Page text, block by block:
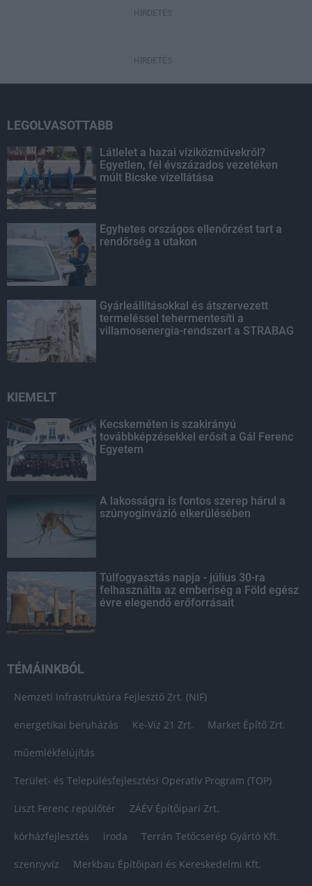
HIRDETÉS
HIRDETÉS
LEGOLVASOTTABB
Látlelet a hazai víziközművekről?
Egyetlen, fél évszázados vezetéken
múlt Bicske vízellátása
Egyhetes országos ellenőrzést tart a
rendőrség a utakon
Gyárleállításokkal és átszervezett
termeléssel tehermentesíti a
villamosenergia-rendszert a STRABAG
KIEMELT
Kecskeméten is szakirányú
továbbképzésekkel erősít a Gál Ferenc
Egyetem
A lakosságra is fontos szerep hárul a
szúnyoginvázió elkerülésében
Túlfogyasztás napja - július 30-ra
felhasználta az emberiség a Föld egész
évre elegendő erőforrásait
TÉMÁINKBÓL
Nemzeti Infrastruktúra Fejlesztő Zrt. (NIF)
energetikai beruházás Ke-Víz 21 Zrt. Market Építő Zrt.
műemlékfelújítás
Terület- és Településfejlesztési Operatív Program (TOP)
Liszt Ferenc repülőtér ZÁÉV Építőipari Zrt.
kórházfejlesztés iroda Terrán Tetőcserép Gyártó Kft.
szennyvíz Merkbau Építőipari és Kereskedelmi Kft.